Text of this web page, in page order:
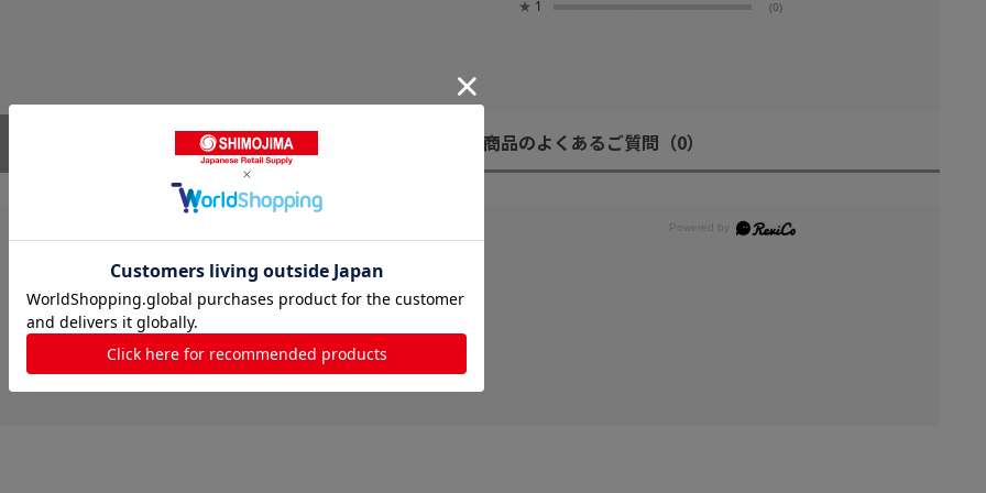
★ 1 (0)
商品のよくあるご質問 （0）
レビューはありません。